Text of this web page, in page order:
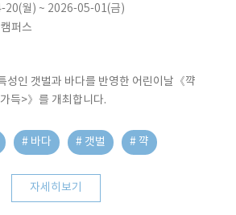
20(월) ~ 2026-05-01(금)
퍼스
성인 갯벌과 바다를 반영한 어린이날《꺅
득>》를 개최합니다.
# 바다 # 갯벌 # 꺅
자세히보기